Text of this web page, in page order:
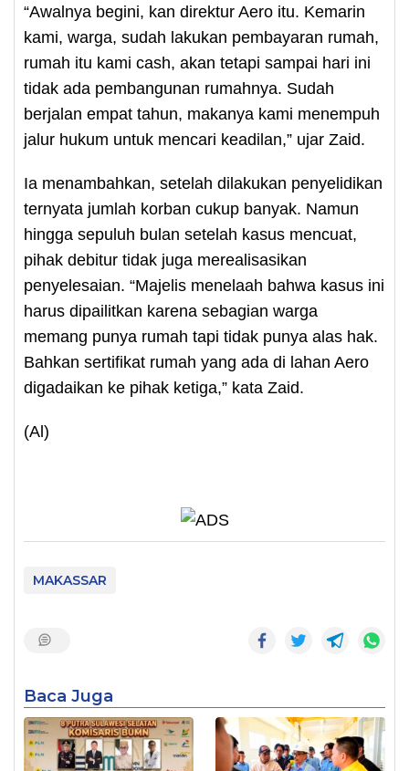
“Awalnya begini, kan direktur Aero itu. Kemarin
kami, warga, sudah lakukan pembayaran rumah,
rumah itu kami cash, akan tetapi sampai hari ini
tidak ada pembangunan rumahnya. Sudah
berjalan empat tahun, makanya kami menempuh
jalur hukum untuk mencari keadilan,” ujar Zaid.
Ia menambahkan, setelah dilakukan penyelidikan
ternyata jumlah korban cukup banyak. Namun
hingga sepuluh bulan setelah kasus mencuat,
pihak debitur tidak juga merealisasikan
penyelesaian. “Majelis menelaah bahwa kasus ini
harus dipailitkan karena sebagian warga
memang punya rumah tapi tidak punya alas hak.
Bahkan sertifikat rumah yang ada di lahan Aero
digadaikan ke pihak ketiga,” kata Zaid.
(Al)
MAKASSAR
Baca Juga